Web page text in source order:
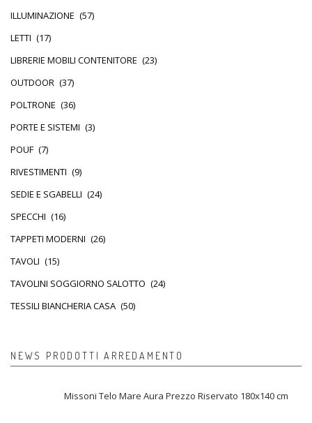
ILLUMINAZIONE (57)
LETTI (17)
LIBRERIE MOBILI CONTENITORE (23)
OUTDOOR (37)
POLTRONE (36)
PORTE E SISTEMI (3)
POUF (7)
RIVESTIMENTI (9)
SEDIE E SGABELLI (24)
SPECCHI (16)
TAPPETI MODERNI (26)
TAVOLI (15)
TAVOLINI SOGGIORNO SALOTTO (24)
TESSILI BIANCHERIA CASA (50)
NEWS PRODOTTI ARREDAMENTO
Missoni Telo Mare Aura Prezzo Riservato 180x140 cm